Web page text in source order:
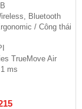
Bluetooth
/ Công thái
TrueMove Air
ms